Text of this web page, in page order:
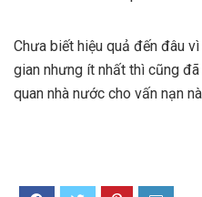
Chưa biết hiệu quả đến đâu
gian nhưng ít nhất thì cũng
quan nhà nước cho vấn nạn